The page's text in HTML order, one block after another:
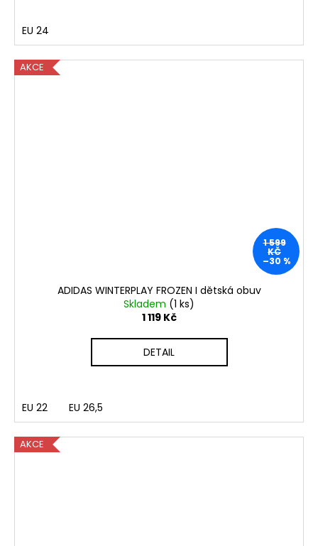
EU 24
AKCE
1 599
KČ
–30 %
ADIDAS WINTERPLAY FROZEN I dětská obuv
Skladem (1 ks)
1 119 Kč
DETAIL
EU 22 EU 26,5
AKCE